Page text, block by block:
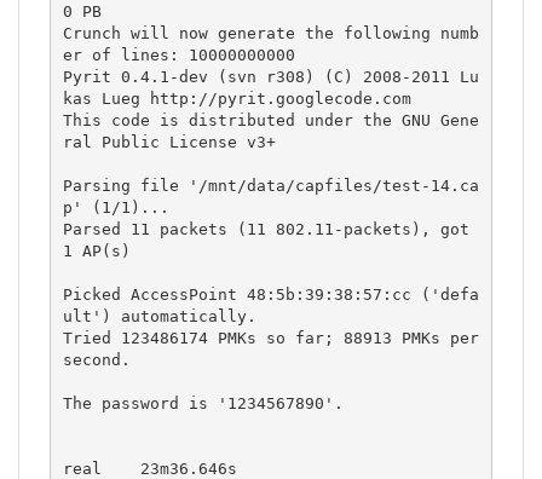
0 PB
Crunch will now generate the following numb
er of lines: 10000000000
Pyrit 0.4.1-dev (svn r308) (C) 2008-2011 Lu
kas Lueg http://pyrit.googlecode.com
This code is distributed under the GNU Gene
ral Public License v3+
Parsing file '/mnt/data/capfiles/test-14.ca
p' (1/1)...
Parsed 11 packets (11 802.11-packets), got
1 AP(s)
Picked AccessPoint 48:5b:39:38:57:cc ('defa
ult') automatically.
Tried 123486174 PMKs so far; 88913 PMKs per
second.
The password is '1234567890'.
real    23m36.646s